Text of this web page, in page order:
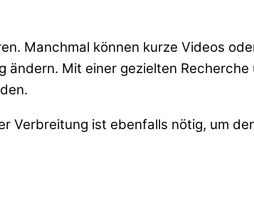
Manchmal können kurze Videos
Mit einer gezielten
Verbreitung ist ebenfalls nötig, um